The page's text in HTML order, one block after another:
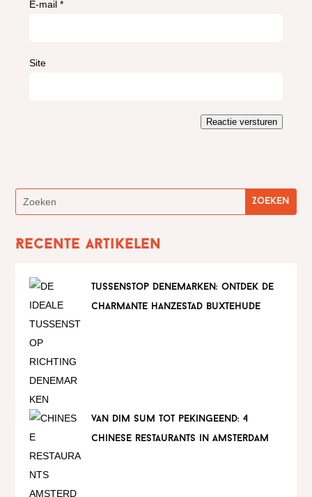
E-mail*
Site
Reactie versturen
Recente artikelen
tussenstop denemarken: ontdek de
charmante hanzestad buxtehude
van dim sum tot pekingeend: 4
chinese restaurants in amsterdam